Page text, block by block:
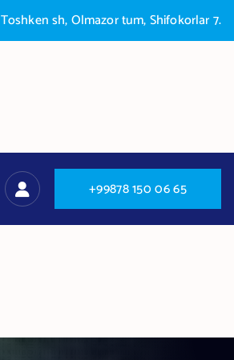
Toshken sh, Olmazor tum, Shifokorlar 7.
+99878150 0665